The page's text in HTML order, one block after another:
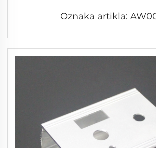
Oznaka artikla: